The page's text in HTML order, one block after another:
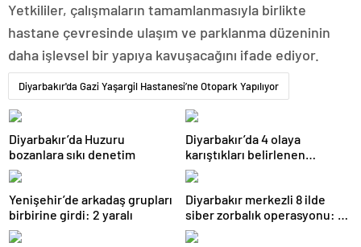
Yetkililer, çalışmaların tamamlanmasıyla birlikte
hastane çevresinde ulaşım ve parklanma düzeninin
daha işlevsel bir yapıya kavuşacağını ifade ediyor.
Diyarbakır'da Gazi Yaşargil Hastanesi’ne Otopark Yapılıyor
Diyarbakır’da Huzuru
bozanlara sıkı denetim
Diyarbakır’da 4 olaya
karıştıkları belirlenen
şüpheliler yakalandı
Yenişehir’de arkadaş grupları
birbirine girdi: 2 yaralı
Diyarbakır merkezli 8 ilde
siber zorbalık operasyonu: 2
tutuklama